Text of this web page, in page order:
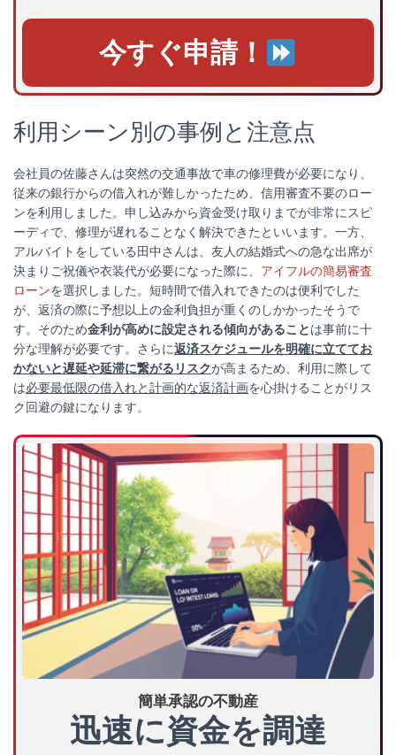
今すぐ申請！
利用シーン別の事例と注意点
会社員の佐藤さんは突然の交通事故で車の修理費が必要になり、
従来の銀行からの借入れが難しかったため、信用審査不要のロー
ンを利用しました。申し込みから資金受け取りまでが非常にスピ
ーディで、修理が遅れることなく解決できたといいます。一方、
アルバイトをしている田中さんは、友人の結婚式への急な出席が
決まりご祝儀や衣装代が必要になった際に、 アイフルの簡易審査
ローンを選択しました。短時間で借入れできたのは便利でした
が、返済の際に予想以上の金利負担が重くのしかかったそうで
す。そのため金利が高めに設定される傾向があることは事前に十
分な理解が必要です。さらに返済スケジュールを明確に立ててお
かないと遅延や延滞に繋がるリスクが高まるため、利用に際して
は必要最低限の借入れと計画的な返済計画を心掛けることがリス
ク回避の鍵になります。
簡単承認の不動産
迅速に資金を調達